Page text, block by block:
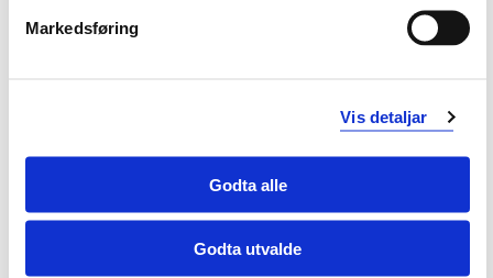
Markedsføring
Vis detaljar
Godta alle
Godta utvalde
på Vestlandet, Kronstad, Bergen.